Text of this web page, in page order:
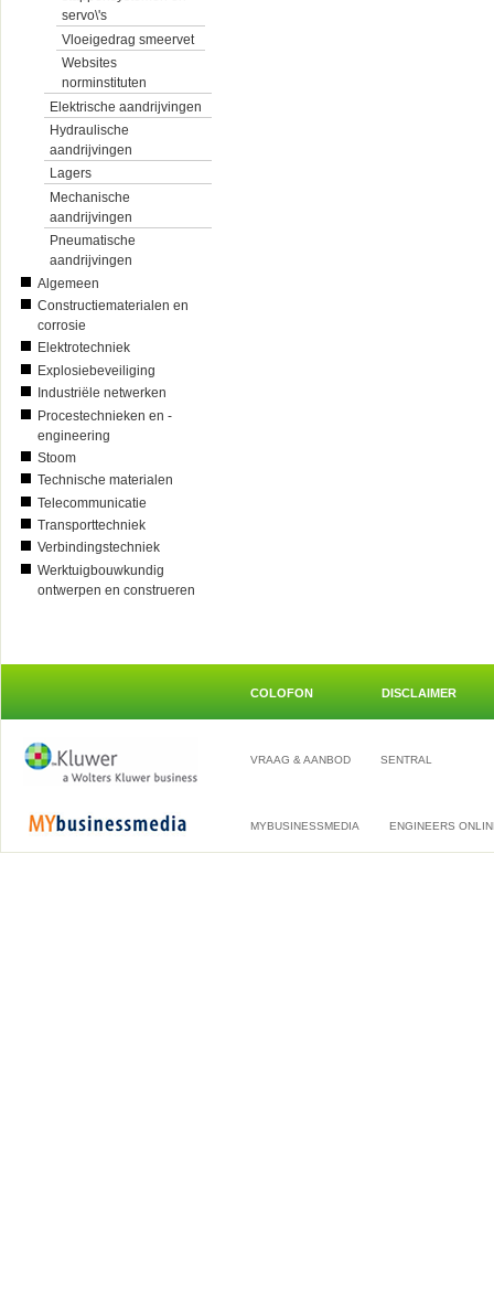
servo\'s
Vloeigedrag smeervet
Websites
norminstituten
Elektrische aandrijvingen
Hydraulische
aandrijvingen
Lagers
Mechanische
aandrijvingen
Pneumatische
aandrijvingen
Algemeen
Constructiematerialen en
corrosie
Elektrotechniek
Explosiebeveiliging
Industriële netwerken
Procestechnieken en -
engineering
Stoom
Technische materialen
Telecommunicatie
Transporttechniek
Verbindingstechniek
Werktuigbouwkundig
ontwerpen en construeren
COLOFON DISCLAIMER
VRAAG & AANBOD SENTRAL
MYBUSINESSMEDIA ENGINEERS